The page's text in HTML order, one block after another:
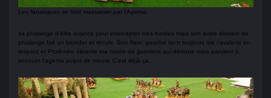
Les fanatiques se font massacrer par l'Agema.
sa phalange d'élite avance pour intercepter mes hordes mais son autre division de
phalange fait un blunder et recule. Son flanc gauche tient toujours ma cavalerie en
respect et Ptolémée ébranle ma horde de guerriers qui déroute mais parvient à
secouer l'agema avant de mourir. C'est déjà ça...